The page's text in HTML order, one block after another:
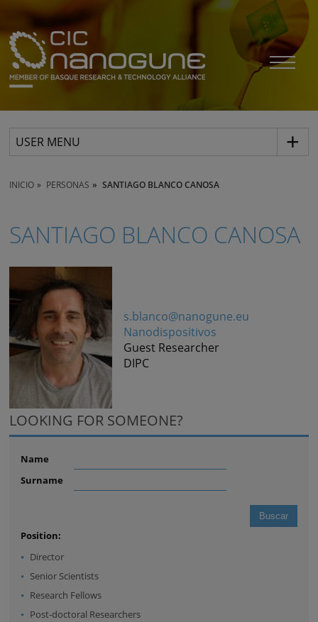
USER MENU
INICIO PERSONAS SANTIAGO BLANCO CANOSA
SANTIAGO BLANCO CANOSA
s.blanco@nanogune.eu
Nanodispositivos
Guest Researcher
DIPC
LOOKING FOR SOMEONE?
Name
Surname
Position:
Director
Senior Scientists
Research Fellows
Post-doctoral Researchers